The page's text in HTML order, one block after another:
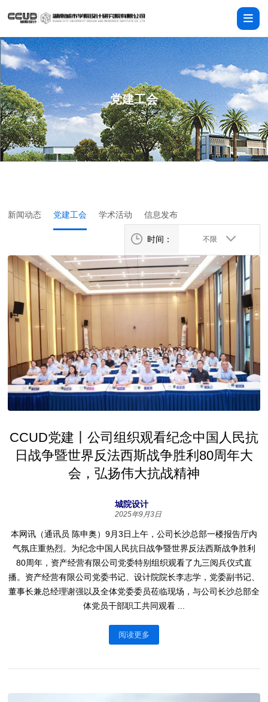
党建工会
新闻动态 党建工会 学术活动 信息发布
时间： 不限
CCUD党建丨公司组织观看纪念中国人民抗
日战争暨世界反法西斯战争胜利80周年大
会，弘扬伟大抗战精神
城院设计
2025年9月3日
本网讯（通讯员 陈申奥）9月3日上午，公司长沙总部一楼报告厅内
气氛庄重热烈。为纪念中国人民抗日战争暨世界反法西斯战争胜利
80周年，资产经营有限公司党委特别组织观看了九三阅兵仪式直
播。资产经营有限公司党委书记、设计院院长李志学，党委副书记、
董事长兼总经理谢强以及全体党委委员莅临现场，与公司长沙总部全
体党员干部职工共同观看 ...
阅读更多